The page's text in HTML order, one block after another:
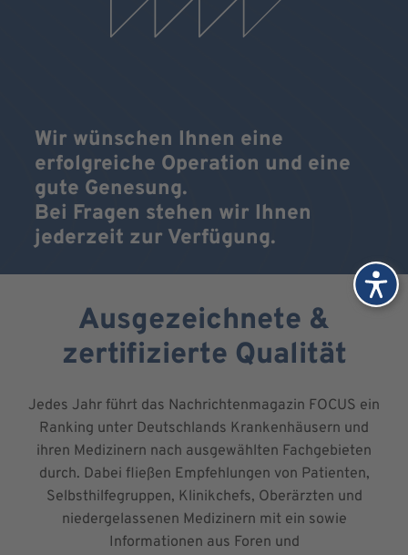
Wir wünschen Ihnen eine
erfolgreiche Operation und eine
gute Genesung.
Bei Fragen stehen wir Ihnen
jederzeit zur Verfügung.
Ausgezeichnete &
zertifizierte Qualität
Jedes Jahr führt das Nachrichtenmagazin FOCUS ein
Ranking unter Deutschlands Krankenhäusern und
ihren Medizinern nach ausgewählten Fachgebieten
durch. Dabei fließen Empfehlungen von Patienten,
Selbsthilfegruppen, Klinikchefs, Oberärzten und
niedergelassenen Medizinern mit ein sowie
Informationen aus Foren und